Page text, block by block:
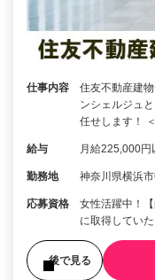
仕事内容
住友不動産建
ンシェルジュ
任せします！
給与 月給225,000円
勤務地 神奈川県横浜
応募資格
女性活躍中！
に取得していた
後で見る